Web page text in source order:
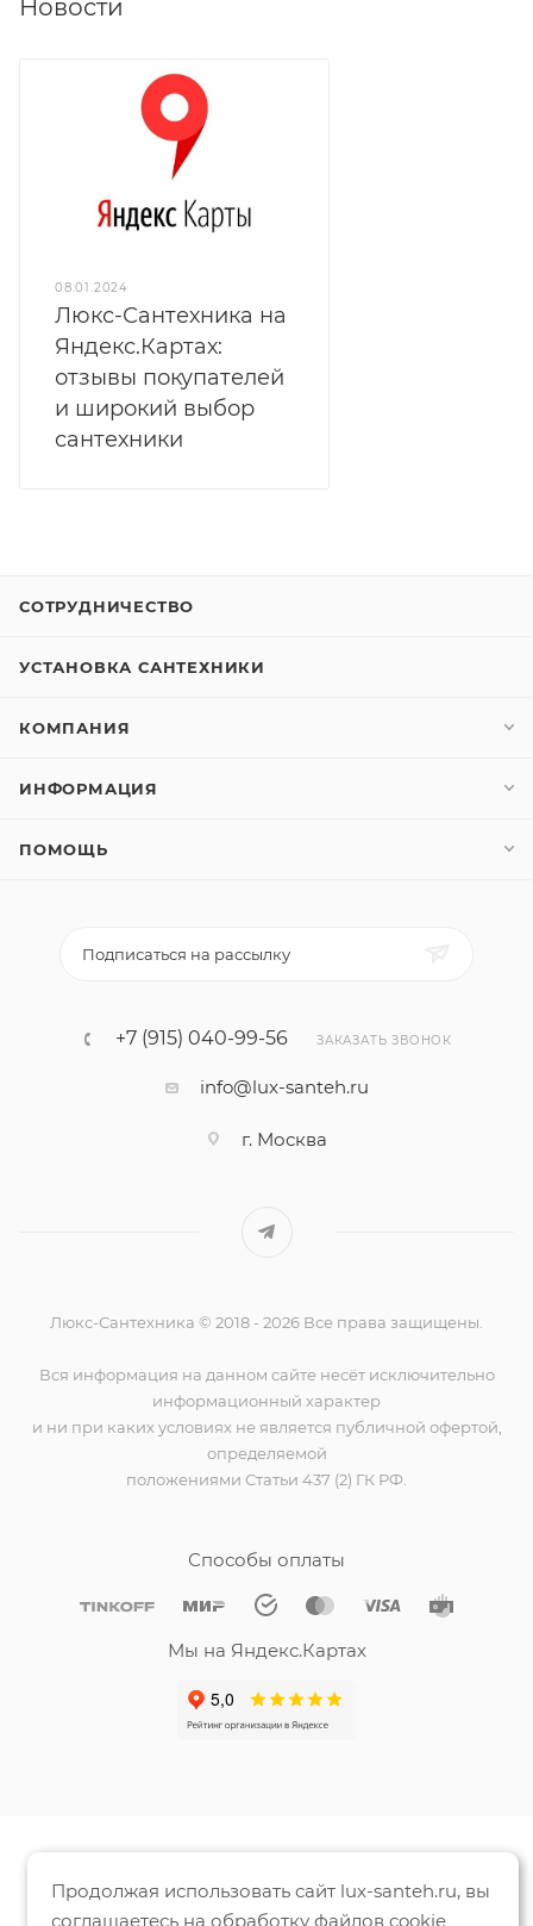
Новости
08.01.2024
Люкс-Сантехника на
Яндекс.Картах:
отзывы покупателей
и широкий выбор
сантехники
СОТРУДНИЧЕСТВО
УСТАНОВКА САНТЕХНИКИ
КОМПАНИЯ
ИНФОРМАЦИЯ
ПОМОЩЬ
Подписаться на рассылку
+7 (915) 040-99-56 ЗАКАЗАТЬ ЗВОНОК
info@lux-santeh.ru
г. Москва
Люкс-Сантехника © 2018 - 2026 Все права защищены.
Вся информация на данном сайте несёт исключительно
информационный характер
и ни при каких условиях не является публичной офертой,
определяемой
положениями Статьи 437 (2) ГК РФ.
Способы оплаты
Мы на Яндекс.Картах
Продолжая использовать сайт lux-santeh.ru, вы
соглашаетесь на обработку файлов cookie